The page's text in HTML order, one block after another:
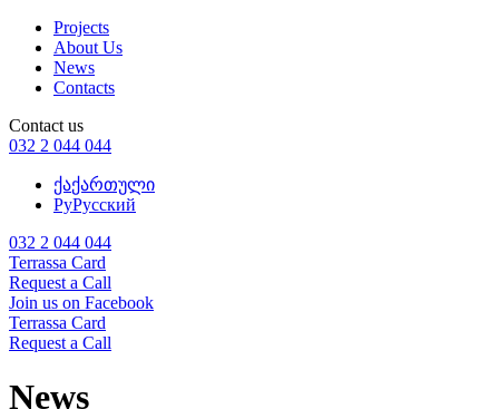
Projects
About Us
News
Contacts
Contact us
032 2 044 044
ქაქართული
РуРусский
032 2 044 044
Terrassa Card
Request a Call
Join us on Facebook
Terrassa Card
Request a Call
News